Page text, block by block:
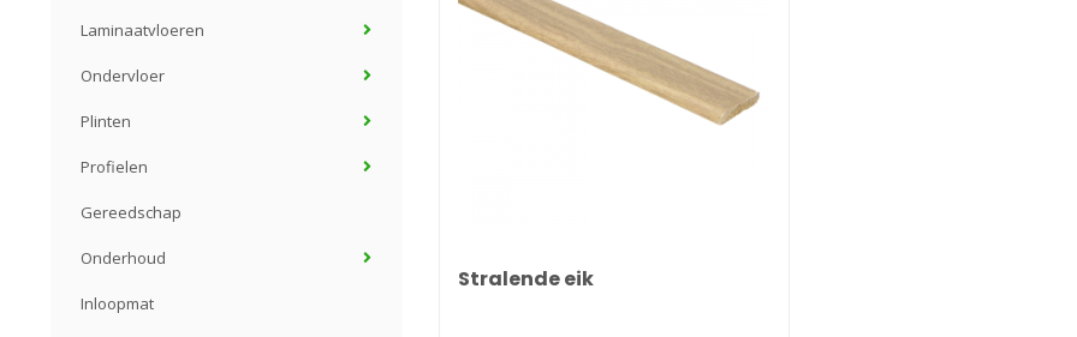
Laminaatvloeren
Ondervloer
Plinten
Profielen
Gereedschap
Onderhoud
Inloopmat
Stralende eik